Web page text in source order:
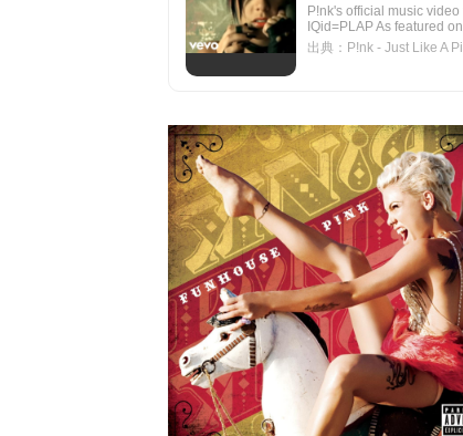
P!nk's official music
IQid=PLAP As featured
出典：P!nk - Just Like A